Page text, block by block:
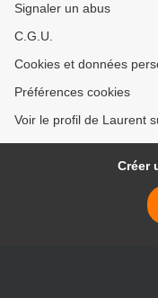
Signaler un abus
C.G.U.
Cookies et données
Préférences cookies
Voir le profil de Laurent
Créer